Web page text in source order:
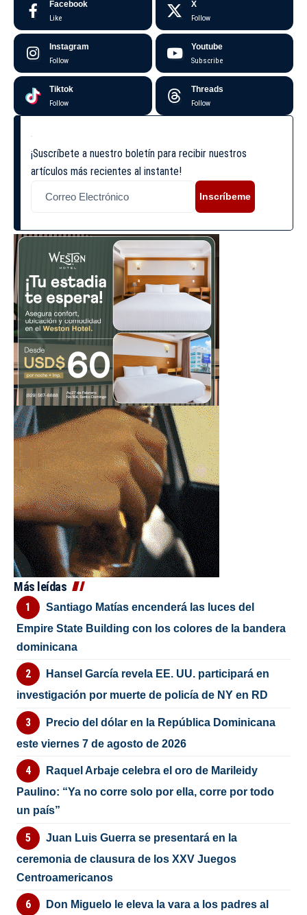
Facebook
Like
X
Follow
Instagram
Follow
Youtube
Subscribe
Tiktok
Follow
Threads
Follow
¡Suscríbete a nuestro boletín para recibir nuestros
artículos más recientes al instante!
Inscríbeme
Más leídas
Santiago Matías encenderá las luces del
Empire State Building con los colores de la bandera
dominicana
Hansel García revela EE. UU. participará en
investigación por muerte de policía de NY en RD
Precio del dólar en la República Dominicana
este viernes 7 de agosto de 2026
Raquel Arbaje celebra el oro de Marileidy
Paulino: “Ya no corre solo por ella, corre por todo
un país”
Juan Luis Guerra se presentará en la
ceremonia de clausura de los XXV Juegos
Centroamericanos
Don Miguelo le eleva la vara a los padres al